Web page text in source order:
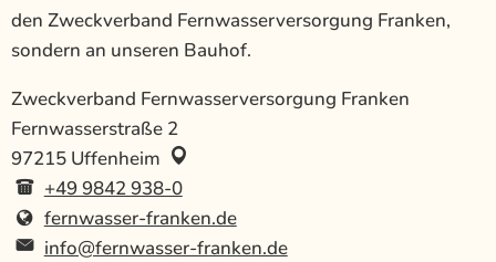
den Zweckverband Fernwasserversorgung Franken,
sondern an unseren Bauhof.
Zweckverband Fernwasserversorgung Franken
Fernwasserstraße 2
97215 Uffenheim
+49 9842 938-0
fernwasser-franken.de
info@fernwasser-franken.de